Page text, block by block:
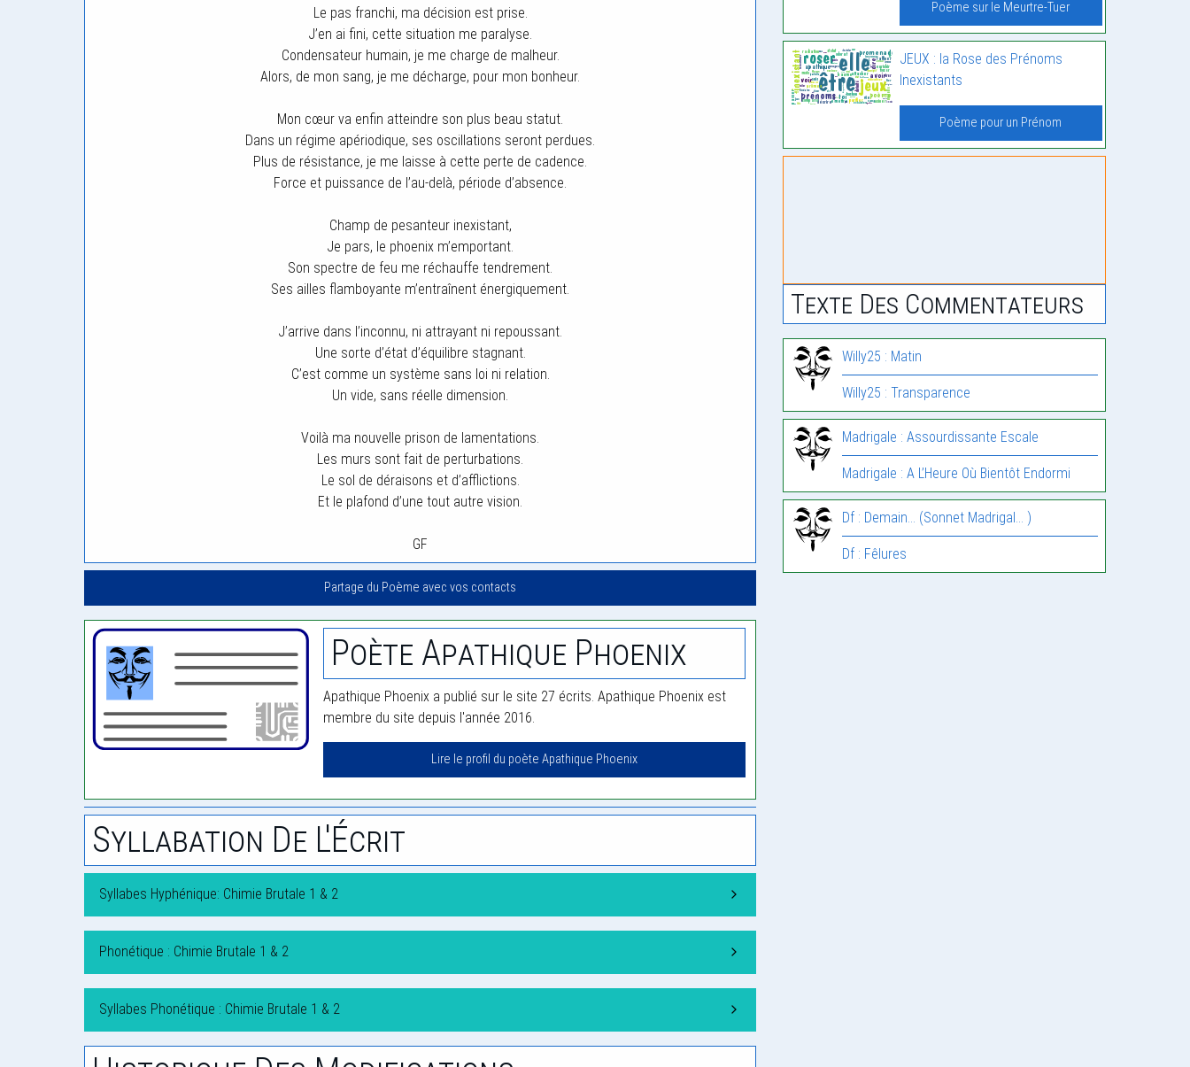
Le pas franchi, ma décision est prise.
J’en ai fini, cette situation me paralyse.
Condensateur humain, je me charge de malheur.
Alors, de mon sang, je me décharge, pour mon bonheur.
Mon cœur va enfin atteindre son plus beau statut.
Dans un régime apériodique, ses oscillations seront perdues.
Plus de résistance, je me laisse à cette perte de cadence.
Force et puissance de l’au-delà, période d’absence.
Champ de pesanteur inexistant,
Je pars, le phoenix m’emportant.
Son spectre de feu me réchauffe tendrement.
Ses ailles flamboyante m’entraînent énergiquement.
J’arrive dans l’inconnu, ni attrayant ni repoussant.
Une sorte d’état d’équilibre stagnant.
C’est comme un système sans loi ni relation.
Un vide, sans réelle dimension.
Voilà ma nouvelle prison de lamentations.
Les murs sont fait de perturbations.
Le sol de déraisons et d’afflictions.
Et le plafond d’une tout autre vision.
GF
Partage du Poème avec vos contacts
Poète Apathique Phoenix
Apathique Phoenix a publié sur le site 27 écrits. Apathique Phoenix est
membre du site depuis l'année 2016.
Lire le profil du poète Apathique Phoenix
Syllabation De L'Écrit
Syllabes Hyphénique: Chimie Brutale 1 & 2
Phonétique : Chimie Brutale 1 & 2
Syllabes Phonétique : Chimie Brutale 1 & 2
Poème sur le Meurtre-Tuer
JEUX : la Rose des Prénoms
Inexistants
Poème pour un Prénom
Texte Des Commentateurs
Willy25 : Matin
Willy25 : Transparence
Madrigale : Assourdissante Escale
Madrigale : A L’Heure Où Bientôt Endormi
Df : Demain… (Sonnet Madrigal… )
Df : Fêlures